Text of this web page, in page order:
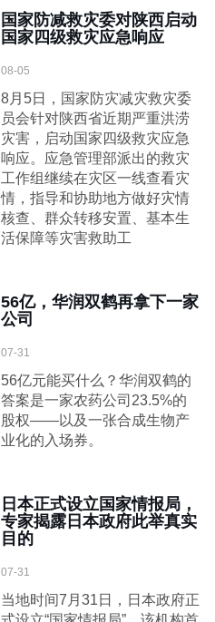
国家防减救灾委对陕西启动
国家四级救灾应急响应
08-05
8月5日，国家防灾减灾救灾委
员会针对陕西省近期严重洪涝
灾害，启动国家四级救灾应急
响应。应急管理部派出的救灾
工作组继续在灾区一线查看灾
情，指导和协助地方做好灾情
核查、群众转移安置、基本生
活保障等灾害救助工
56亿，华润双鹤再拿下一家
公司
07-31
56亿元能买什么？华润双鹤的
答案是一家农药公司23.5%的
股权——以及一张合成生物产
业化的入场券。
日本正式设立国家情报局，
专家揭露日本政府此举真实
目的
07-31
当地时间7月31日，日本政府正